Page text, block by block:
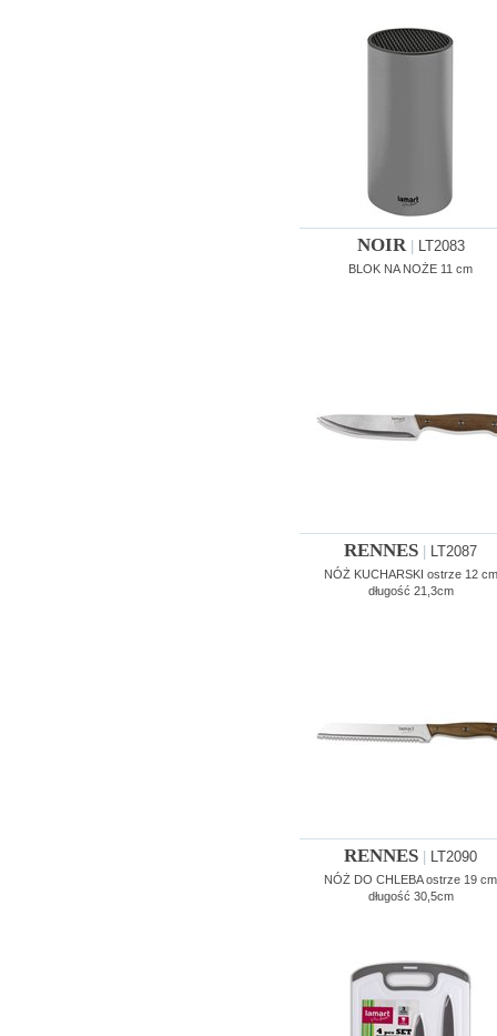
NOIR| LT2083
BLOK NA NOŻE 11 cm
RENNES LT2087
NÓŻ KUCHARSKI ostrze 12 cm
długość 21,3cm
RENNES LT2090
NÓŻ DO CHLEBA ostrze 19 cm
długość 30,5cm